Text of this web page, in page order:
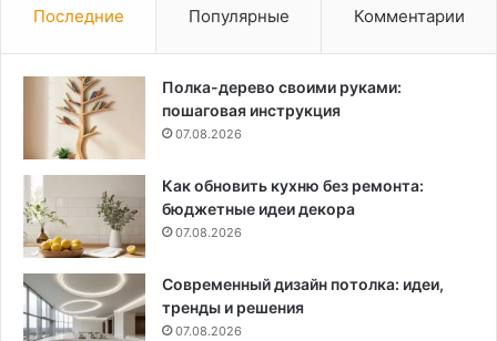
Последние Популярные Комментарии
Полка-дерево своими руками:
пошаговая инструкция
07.08.2026
Как обновить кухню без ремонта:
бюджетные идеи декора
07.08.2026
Современный дизайн потолка: идеи,
тренды и решения
07.08.2026